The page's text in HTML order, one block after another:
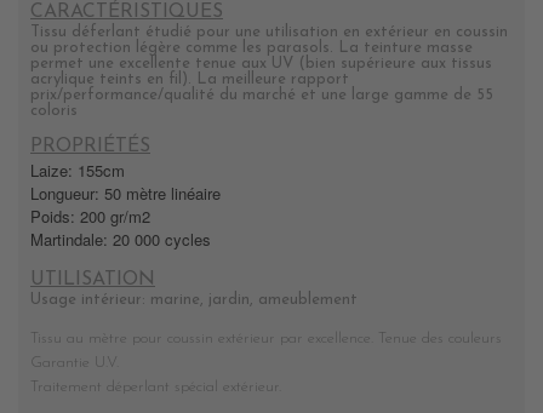
CARACTÉRISTIQUES
Tissu déferlant étudié pour une utilisation en extérieur en coussin
ou protection légère comme les parasols. La teinture masse
permet une excellente tenue aux UV (bien supérieure aux tissus
acrylique teints en fil). La meilleure rapport
prix/performance/qualité du marché et une large gamme de 55
coloris
PROPRIÉTÉS
Laize: 155cm
Longueur: 50 mètre linéaire
Poids: 200 gr/m2
Martindale: 20 000 cycles
UTILISATION
Usage intérieur: marine, jardin, ameublement
Tissu au mètre pour coussin extérieur par excellence. Tenue des couleurs
Garantie U.V.
Traitement déperlant spécial extérieur.